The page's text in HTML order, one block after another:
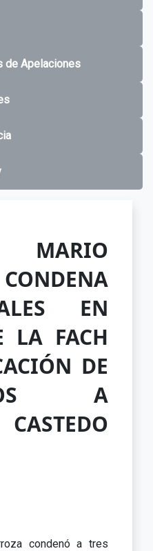
de Apelaciones
MARIO
EN
LA FACH
DE
A
condenó a tres